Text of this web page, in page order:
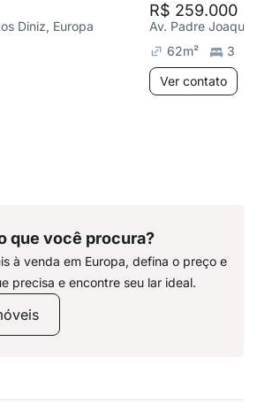
Diniz, Europa
R$ 259.000
Av. Padre Joaquim
62m² 3
Ver contato
que você procura?
à venda em Europa, defina o preço e
precisa e encontre seu lar ideal.